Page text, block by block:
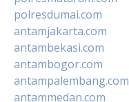
polresdumai.com
antamjakarta.com
antambekasi.com
antambogor.com
antampalembang.com
antammedan.com